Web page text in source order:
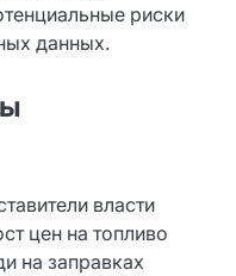
риски
данных.
власти
цен на топливо
на заправках